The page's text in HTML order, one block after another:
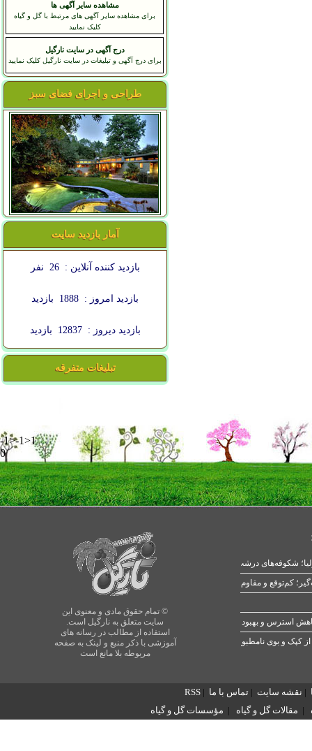
مشاهده سایر آگهی ها
برای مشاهده سایر آگهی های مرتبط با گل و گیاه
کلیک نمایید
درج آگهی در سایت نارگیل
برای درج آگهی و تبلیغات در سایت نارگیل کلیک نمایید
طراحی و اجرای فضای سبز
آمار بازدید سایت
بازدید کننده آنلاین : 26 نفر
بازدید امروز : 1888 بازدید
بازدید دیروز : 12837 بازدید
تبلیغات متفرقه
-1>-1>1
0
© تمام حقوق مادی و معنوی این
سایت متعلق به نارگیل است.
استفاده از مطالب در رسانه های
آموزشی با ذکر منبع و لینک به صفحه
مربوطه بلا مانع است
شکوفه‌های درشت در بهار
کپک و بوی نامطبوع
| نقشه سایت | تماس با ما |
RSS
| مقالات گل و گیاه | مؤسسات گل و گیاه